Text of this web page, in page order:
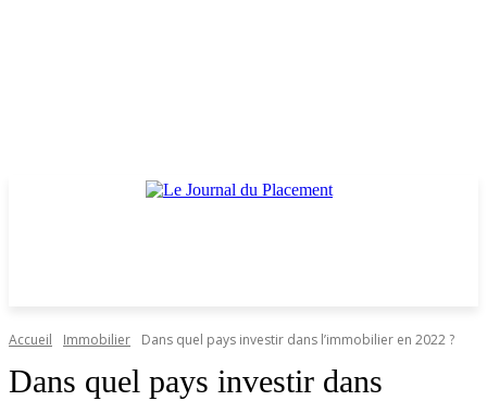
Accueil Immobilier Dans quel pays investir dans l’immobilier en 2022 ?
Dans quel pays investir dans